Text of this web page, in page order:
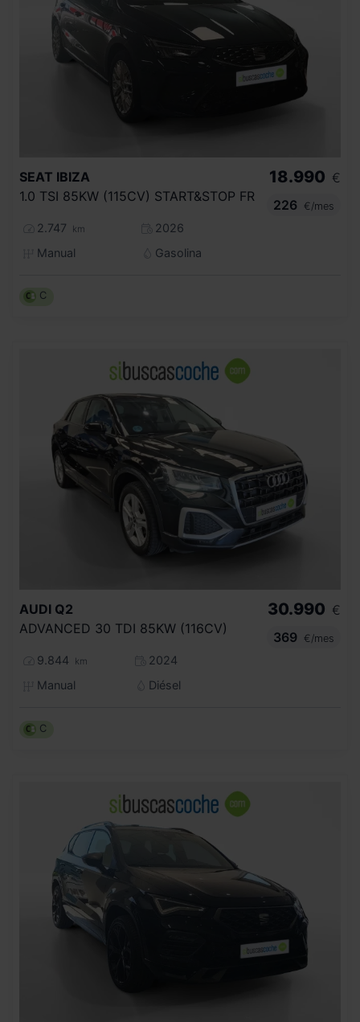
SEAT IBIZA
1.0 TSI 85KW (115CV) START&STOP FR
2.747 km
2026
Manual
Gasolina
18.990 €
226
€/mes
C
AUDI Q2
ADVANCED 30 TDI 85KW (116CV)
9.844 km
2024
Manual
Diésel
30.990 €
369
€/mes
C